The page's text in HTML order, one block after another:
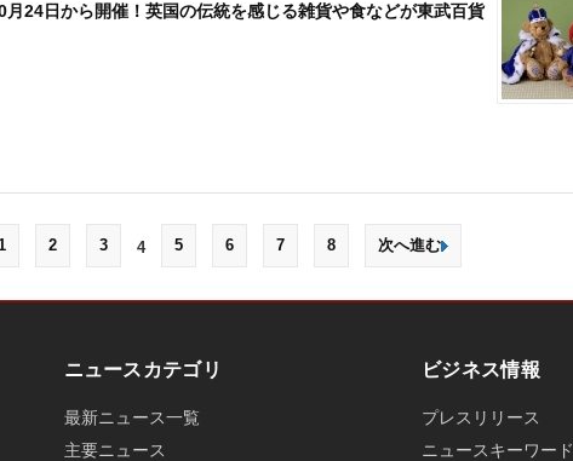
月24日から開催！英国の伝統を感じる雑貨や食などが東武百貨
2 3 4 5 6 7 8 次へ進む
ニュースカテゴリ
最新ニュース一覧
主要ニュース
ビジネス情報
プレスリリース
ニュースキーワード